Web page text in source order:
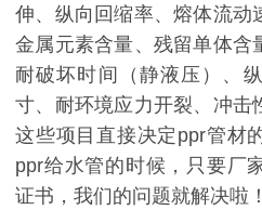
伸、纵向回缩率、熔体流动
金属元素含量、残留单体含
耐破坏时间（静液压）、
寸、耐环境应力开裂、冲击
这些项目直接决定 ppr管材
ppr给水管的时候，只要厂
证书，我们的问题就解决啦！